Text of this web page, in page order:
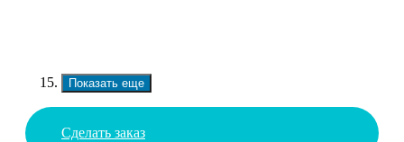
Показать еще
Сделать заказ